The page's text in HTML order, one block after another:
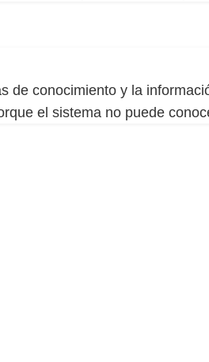
de conocimiento y la
el sistema no puede